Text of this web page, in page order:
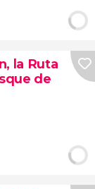
la Ruta
de